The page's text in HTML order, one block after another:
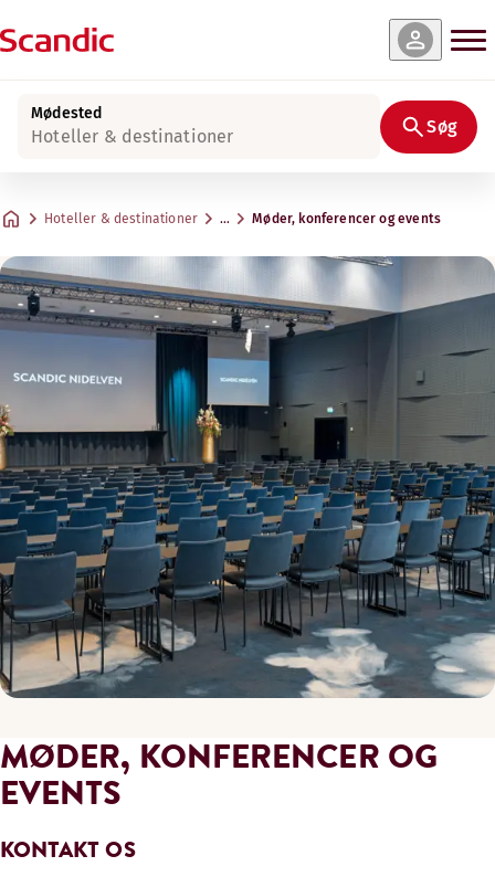
Mødested
Hoteller & destinationer Søg
Hoteller & destinationer … Møder, konferencer og events
MØDER, KONFERENCER OG
EVENTS
KONTAKT OS